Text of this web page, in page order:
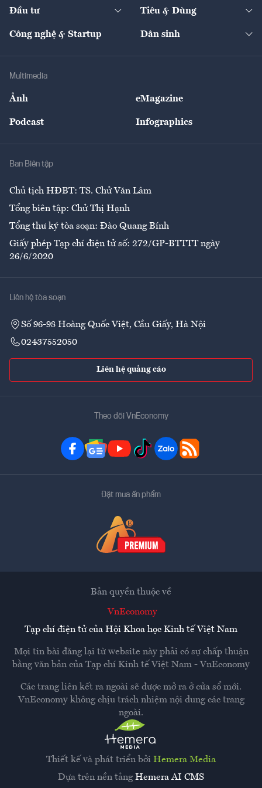
Quản trị số
Tư vấn
Thị trường
Nông sản
The Guide
Đầu tư Tiêu & Dùng
Giải trí
Công nghệ & Startup Dân sinh
Multimedia
Ảnh eMagazine
Podcast Infographics
Ban Biên tập
Chủ tịch HĐBT: TS. Chử Văn Lâm
Tổng biên tập: Chử Thị Hạnh
Tổng thư ký tòa soạn: Đào Quang Bính
Giấy phép Tạp chí điện tử số: 272/GP-BTTTT ngày
26/6/2020
Liên hệ tòa soạn
Số 96-98 Hoàng Quốc Việt, Cầu Giấy, Hà Nội
02437552050
Liên hệ quảng cáo
Theo dõi VnEconomy
Đặt mua ấn phẩm
Thiết kế và phát triển bởi Hemera Media
Dựa trên nền tảng Hemera AI CMS
Bản quyền thuộc về
VnEconomy
Tạp chí điện tử của Hội Khoa học Kinh tế Việt Nam
Mọi tin bài đăng lại từ website này phải có sự chấp thuận
bằng văn bản của Tạp chí Kinh tế Việt Nam - VnEconomy
Các trang liên kết ra ngoài sẽ được mở ra ở cửa sổ mới.
VnEconomy không chịu trách nhiệm nội dung các trang
ngoài.